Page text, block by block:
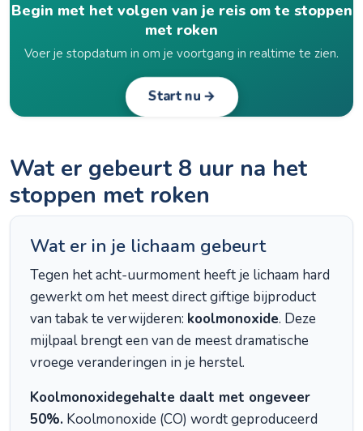
Begin met het volgen van je reis om te stoppen
met roken
Voer je stopdatum in om je voortgang in realtime te zien.
Start nu →
Wat er gebeurt 8 uur na het
stoppen met roken
Wat er in je lichaam gebeurt
Tegen het acht-uurmoment heeft je lichaam hard
gewerkt om het meest direct giftige bijproduct
van tabak te verwijderen: koolmonoxide. Deze
mijlpaal brengt een van de meest dramatische
vroege veranderingen in je herstel.
Koolmonoxidegehalte daalt met ongeveer
50%. Koolmonoxide (CO) wordt geproduceerd